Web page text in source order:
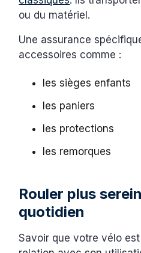
ou du matériel.
Une assurance
accessoires comme :
les sièges enfants
les paniers
les protections
les remorques
Rouler plus
quotidien
Savoir que votre vélo